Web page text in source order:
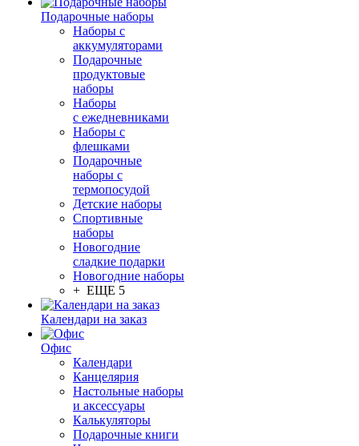
Подарочные наборы
Наборы с
аккумуляторами
Подарочные
продуктовые
наборы
Наборы
с ежедневниками
Наборы с
флешками
Подарочные
наборы с
термопосудой
Детские наборы
Спортивные
наборы
Новогодние
сладкие подарки
Новогодние наборы
+ ЕЩЕ 5
Календари на заказ
Офис
Календари
Канцелярия
Настольные наборы
и аксессуары
Калькуляторы
Подарочные книги